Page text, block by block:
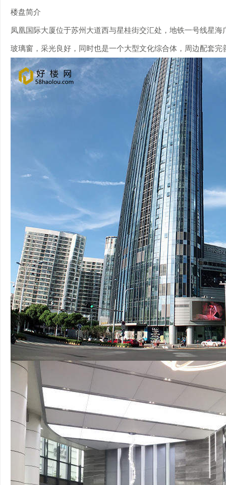
楼盘简介
凤凰国际大厦位于苏州大道西与星桂街交汇处，地铁一号线星
玻璃窗，采光良好，同时也是一个大型文化综合体，周边配套完